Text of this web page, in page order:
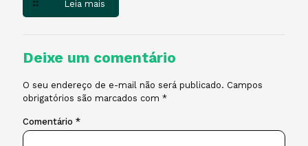
Leia mais
Deixe um comentário
O seu endereço de e-mail não será publicado. Campos
obrigatórios são marcados com *
Comentário *